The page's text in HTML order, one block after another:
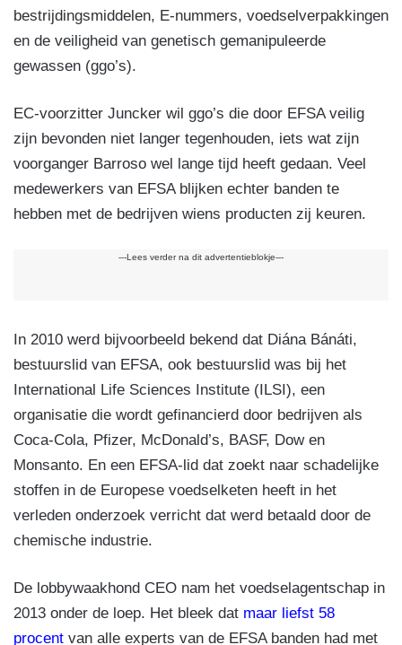
bestrijdingsmiddelen, E-nummers, voedselverpakkingen
en de veiligheid van genetisch gemanipuleerde
gewassen (ggo’s).
EC-voorzitter Juncker wil ggo’s die door EFSA veilig
zijn bevonden niet langer tegenhouden, iets wat zijn
voorganger Barroso wel lange tijd heeft gedaan. Veel
medewerkers van EFSA blijken echter banden te
hebben met de bedrijven wiens producten zij keuren.
---Lees verder na dit advertentieblokje---
In 2010 werd bijvoorbeeld bekend dat Diána Bánáti,
bestuurslid van EFSA, ook bestuurslid was bij het
International Life Sciences Institute (ILSI), een
organisatie die wordt gefinancierd door bedrijven als
Coca-Cola, Pfizer, McDonald’s, BASF, Dow en
Monsanto. En een EFSA-lid dat zoekt naar schadelijke
stoffen in de Europese voedselketen heeft in het
verleden onderzoek verricht dat werd betaald door de
chemische industrie.
De lobbywaakhond CEO nam het voedselagentschap in
2013 onder de loep. Het bleek dat maar liefst 58
procent van alle experts van de EFSA banden had met